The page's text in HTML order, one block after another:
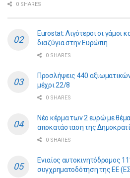
0 SHARES
Eurostat: Λιγότεροι οι γάμοι
διαζύγια στην Ευρώπη
0 SHARES
Προσλήψεις 440
μέχρι 22/8
0 SHARES
Νέο κέρμα των 2 ευρώ με
αποκατάσταση της
0 SHARES
Ενιαίος αυτοκινητόδρομος
συγχρηματοδότηση της ΕE